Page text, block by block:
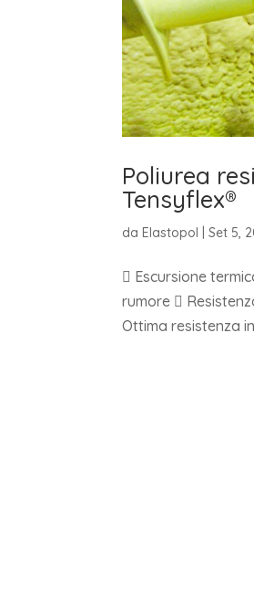
Poliurea
Tensyflex®
da Elastopol |Set 5,
 Escursione
rumore 
Ottima resistenza